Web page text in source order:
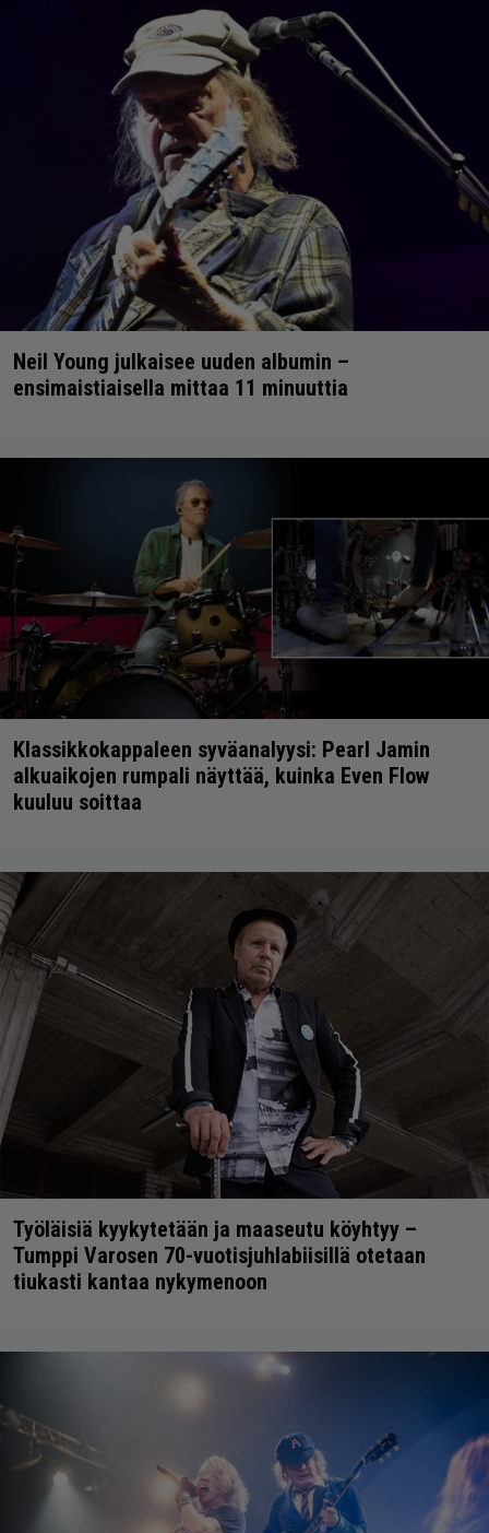
Neil Young julkaisee uuden albumin –
ensimaistiaisella mittaa 11 minuuttia
Klassikkokappaleen syväanalyysi: Pearl Jamin
alkuaikojen rumpali näyttää, kuinka Even Flow
kuuluu soittaa
Työläisiä kyykytetään ja maaseutu köyhtyy –
Tumppi Varosen 70-vuotisjuhlabiisillä otetaan
tiukasti kantaa nykymenoon